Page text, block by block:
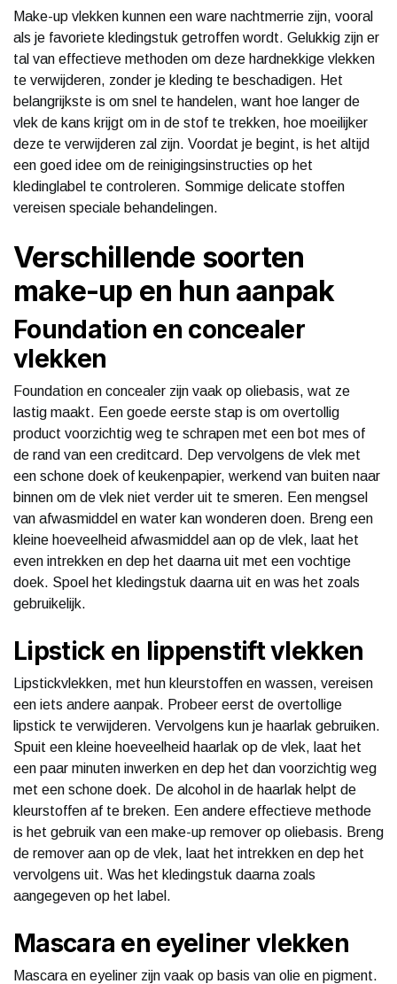
Make-up vlekken kunnen een ware nachtmerrie zijn, vooral
als je favoriete kledingstuk getroffen wordt. Gelukkig zijn er
tal van effectieve methoden om deze hardnekkige vlekken
te verwijderen, zonder je kleding te beschadigen. Het
belangrijkste is om snel te handelen, want hoe langer de
vlek de kans krijgt om in de stof te trekken, hoe moeilijker
deze te verwijderen zal zijn. Voordat je begint, is het altijd
een goed idee om de reinigingsinstructies op het
kledinglabel te controleren. Sommige delicate stoffen
vereisen speciale behandelingen.
Verschillende soorten
make-up en hun aanpak
Foundation en concealer
vlekken
Foundation en concealer zijn vaak op oliebasis, wat ze
lastig maakt. Een goede eerste stap is om overtollig
product voorzichtig weg te schrapen met een bot mes of
de rand van een creditcard. Dep vervolgens de vlek met
een schone doek of keukenpapier, werkend van buiten naar
binnen om de vlek niet verder uit te smeren. Een mengsel
van afwasmiddel en water kan wonderen doen. Breng een
kleine hoeveelheid afwasmiddel aan op de vlek, laat het
even intrekken en dep het daarna uit met een vochtige
doek. Spoel het kledingstuk daarna uit en was het zoals
gebruikelijk.
Lipstick en lippenstift vlekken
Lipstickvlekken, met hun kleurstoffen en wassen, vereisen
een iets andere aanpak. Probeer eerst de overtollige
lipstick te verwijderen. Vervolgens kun je haarlak gebruiken.
Spuit een kleine hoeveelheid haarlak op de vlek, laat het
een paar minuten inwerken en dep het dan voorzichtig weg
met een schone doek. De alcohol in de haarlak helpt de
kleurstoffen af te breken. Een andere effectieve methode
is het gebruik van een make-up remover op oliebasis. Breng
de remover aan op de vlek, laat het intrekken en dep het
vervolgens uit. Was het kledingstuk daarna zoals
aangegeven op het label.
Mascara en eyeliner vlekken
Mascara en eyeliner zijn vaak op basis van olie en pigment.